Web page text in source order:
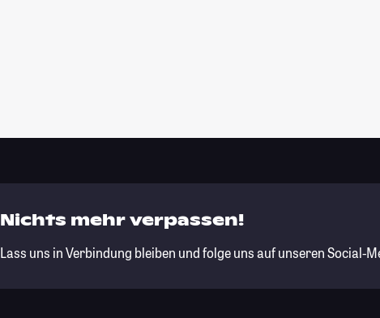
Nichts mehr verpassen!
Lass uns in Verbindung bleiben und folge uns auf unseren Social-